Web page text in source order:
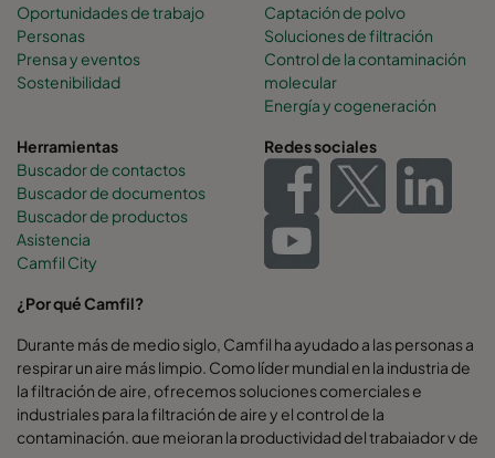
Oportunidades de trabajo
Personas
Prensa y eventos
Sostenibilidad
Captación de polvo
Soluciones de filtración
Control de la contaminación
molecular
Energía y cogeneración
Herramientas
Buscador de contactos
Buscador de documentos
Buscador de productos
Asistencia
Camfil City
Redes sociales
¿Por qué Camfil?
Durante más de medio siglo, Camfil ha ayudado a las personas a
respirar un aire más limpio. Como líder mundial en la industria de
la filtración de aire, ofrecemos soluciones comerciales e
industriales para la filtración de aire y el control de la
contaminación, que mejoran la productividad del trabajador y de